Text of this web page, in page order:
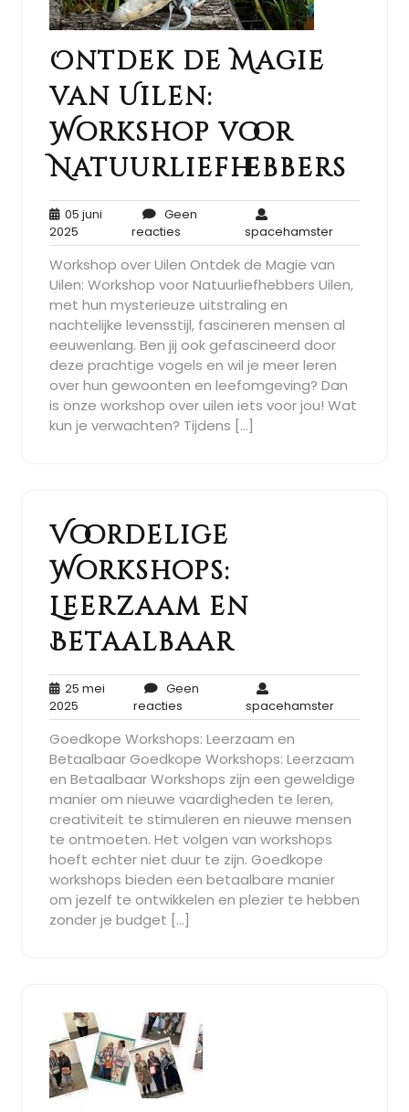
Ontdek de Magie
van Uilen:
Workshop voor
Natuurliefhebbers
05 juni
2025
juni
2025
Geen
reactiesGeen
reacties
spacehamster
Workshop over Uilen Ontdek de Magie van
Uilen: Workshop voor Natuurliefhebbers Uilen,
met hun mysterieuze uitstraling en
nachtelijke levensstijl, fascineren mensen al
eeuwenlang. Ben jij ook gefascineerd door
deze prachtige vogels en wil je meer leren
over hun gewoonten en leefomgeving? Dan
is onze workshop over uilen iets voor jou! Wat
kun je verwachten? Tijdens […]
Voordelige
Workshops:
Leerzaam en
Betaalbaar
25 mei
2025
mei
2025
Geen
reactiesGeen
reacties
spacehamster
Goedkope Workshops: Leerzaam en
Betaalbaar Goedkope Workshops: Leerzaam
en Betaalbaar Workshops zijn een geweldige
manier om nieuwe vaardigheden te leren,
creativiteit te stimuleren en nieuwe mensen
te ontmoeten. Het volgen van workshops
hoeft echter niet duur te zijn. Goedkope
workshops bieden een betaalbare manier
om jezelf te ontwikkelen en plezier te hebben
zonder je budget […]